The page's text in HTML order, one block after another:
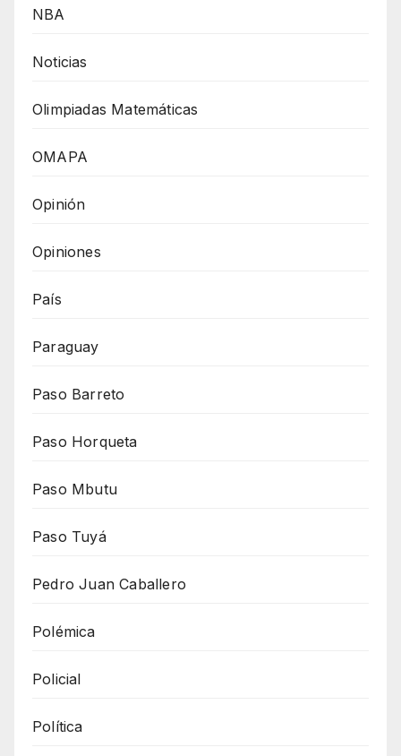
NBA
Noticias
Olimpiadas Matemáticas
OMAPA
Opinión
Opiniones
País
Paraguay
Paso Barreto
Paso Horqueta
Paso Mbutu
Paso Tuyá
Pedro Juan Caballero
Polémica
Policial
Política